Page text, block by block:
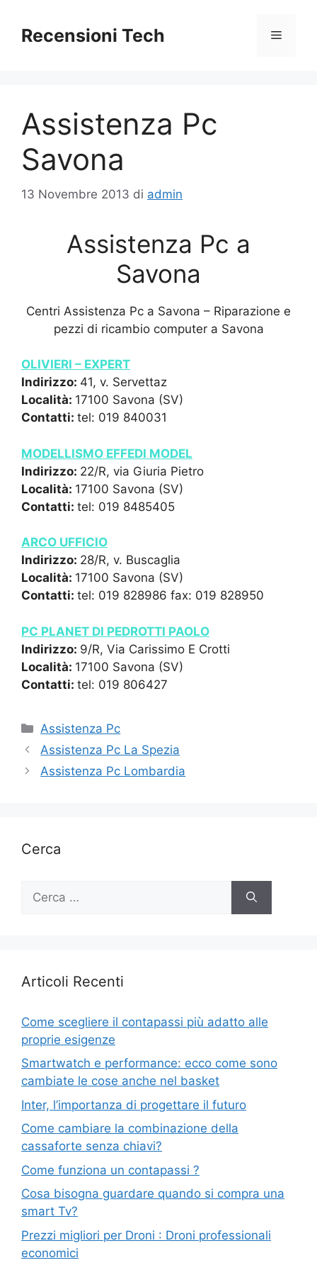
contenuto
Recensioni Tech Menu
Assistenza Pc
Savona
13 Novembre 2013 di admin
Assistenza Pc a
Savona
Centri Assistenza Pc a Savona – Riparazione e
pezzi di ricambio computer a Savona
OLIVIERI – EXPERT
Indirizzo: 41, v. Servettaz
Località: 17100 Savona (SV)
Contatti: tel: 019 840031
MODELLISMO EFFEDI MODEL
Indirizzo: 22/R, via Giuria Pietro
Località: 17100 Savona (SV)
Contatti: tel: 019 8485405
ARCO UFFICIO
Indirizzo: 28/R, v. Buscaglia
Località: 17100 Savona (SV)
Contatti: tel: 019 828986 fax: 019 828950
PC PLANET DI PEDROTTI PAOLO
Indirizzo: 9/R, Via Carissimo E Crotti
Località: 17100 Savona (SV)
Contatti: tel: 019 806427
Categorie
Assistenza Pc
Assistenza Pc La Spezia
Assistenza Pc Lombardia
Cerca
per:
Articoli Recenti
Come scegliere il contapassi più adatto alle
proprie esigenze
Smartwatch e performance: ecco come sono
cambiate le cose anche nel basket
Inter, l’importanza di progettare il futuro
Come cambiare la combinazione della
cassaforte senza chiavi?
Come funziona un contapassi ?
Cosa bisogna guardare quando si compra una
smart Tv?
Prezzi migliori per Droni : Droni professionali
economici